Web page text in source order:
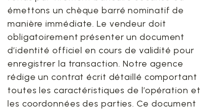
émettons un chèque barré nominatif de
manière immédiate. Le vendeur doit
obligatoirement présenter un document
d’identité officiel en cours de validité pour
enregistrer la transaction. Notre agence
rédige un contrat écrit détaillé comportant
toutes les caractéristiques de l’opération et
les coordonnées des parties. Ce document